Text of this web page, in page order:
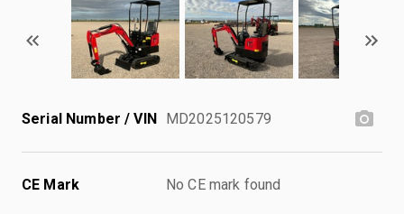
Serial Number / VIN MD2025120579
CE Mark No CE mark found